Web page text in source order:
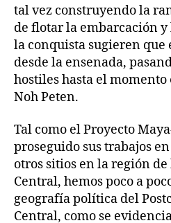
tal vez construyendo la
de flotar la embarcación
la conquista sugieren que
desde la ensenada,
hostiles hasta el momento
Noh Peten.
Tal como el Proyecto
proseguido sus trabajos
otros sitios en la región de
Central, hemos poco a
geografía política del
Central, como se